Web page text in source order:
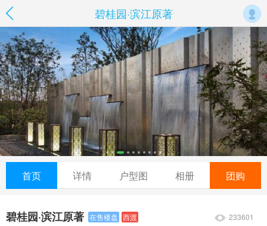
碧桂园·滨江原著
首页 详情 户型图 相册 团购
233601
碧桂园·滨江原著 在售楼盘 西渡